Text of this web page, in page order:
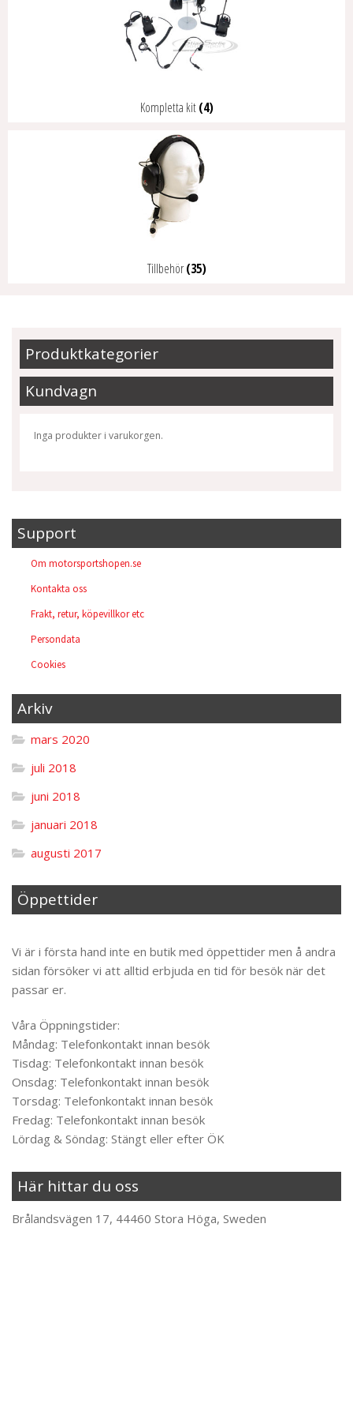
Kompletta kit(4)
Tillbehör(35)
Produktkategorier
Kundvagn
Inga produkter i varukorgen.
Support
Om motorsportshopen.se
Kontakta oss
Frakt, retur, köpevillkor etc
Persondata
Cookies
Arkiv
mars 2020
juli 2018
juni 2018
januari 2018
augusti 2017
Öppettider
Vi är i första hand inte en butik med öppettider men å andra
sidan försöker vi att alltid erbjuda en tid för besök när det
passar er.
Våra Öppningstider:
Måndag: Telefonkontakt innan besök
Tisdag: Telefonkontakt innan besök
Onsdag: Telefonkontakt innan besök
Torsdag: Telefonkontakt innan besök
Fredag: Telefonkontakt innan besök
Lördag & Söndag: Stängt eller efter ÖK
Här hittar du oss
Brålandsvägen 17, 44460 Stora Höga, Sweden